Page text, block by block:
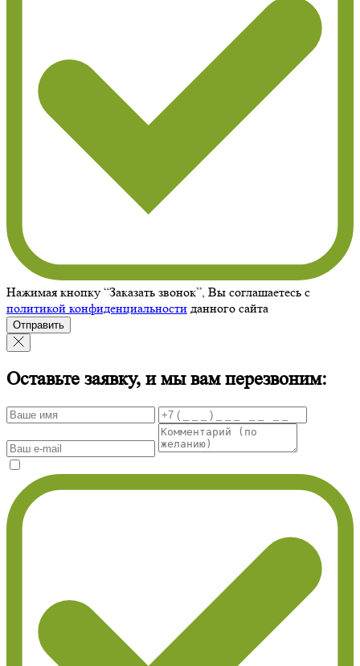
Нажимая кнопку “Заказать звонок”, Вы соглашаетесь с
политикой конфиденциальности данного сайта
Отправить
Оставьте заявку, и мы вам перезвоним: